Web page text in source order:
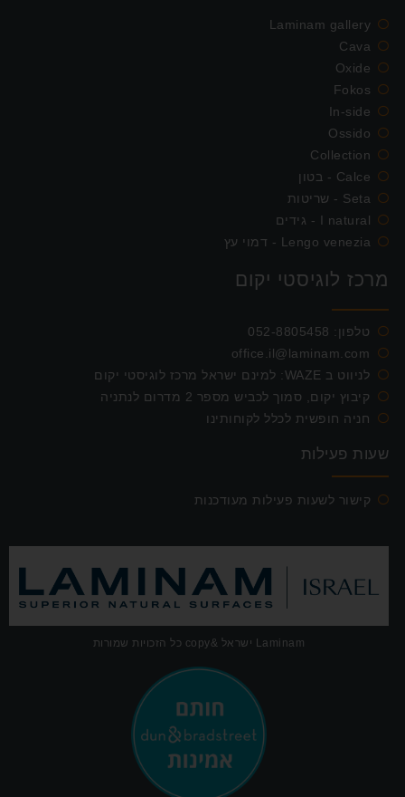
Laminam gallery
Cava
Oxide
Fokos
In-side
Ossido
Collection
Calce - בטון
Seta - שריטות
I natural - גידים
Lengo venezia - דמוי עץ
מרכז לוגיסטי יקום
טלפון: 052-8805458
office.il@laminam.com
לניווט ב WAZE: למינם ישראל מרכז לוגיסטי יקום
קיבוץ יקום, סמוך לכביש מספר 2 מדרום לנתניה
חניה חופשית לכלל לקוחותינו
שעות פעילות
קישור לשעות פעילות מעודכנות
Laminam ישראל &copy כל הזכויות שמורות